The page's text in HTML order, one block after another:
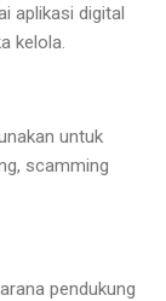
aplikasi digital
kelola.
untuk
scamming
pendukung